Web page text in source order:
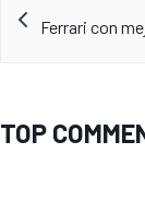
Ferrari con
TOP